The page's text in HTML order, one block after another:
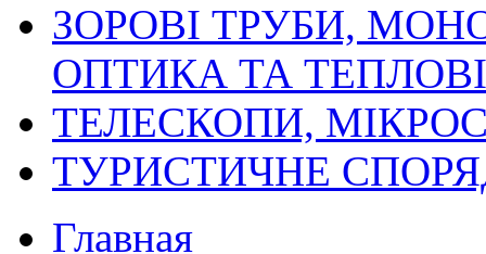
ЗОРОВІ ТРУБИ,
ОПТИКА ТА
ТЕЛЕСКОПИ,
ТУРИСТИЧНЕ
Главная